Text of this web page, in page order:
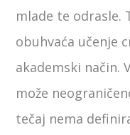
mlade te odrasle.
obuhvaća učenje
akademski način.
može
tečaj nema